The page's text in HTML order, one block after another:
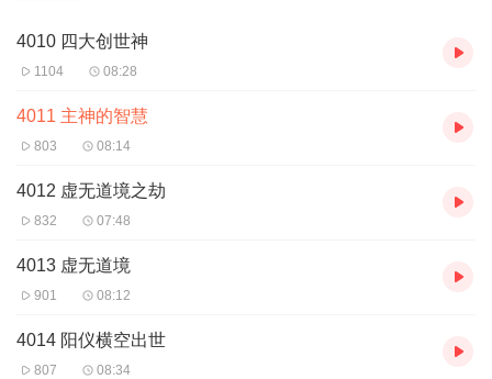
4010 四大创世神
1104 08:28
4011 主神的智慧
803 08:14
4012 虚无道境之劫
832 07:48
4013 虚无道境
901 08:12
4014 阳仪横空出世
807 08:34